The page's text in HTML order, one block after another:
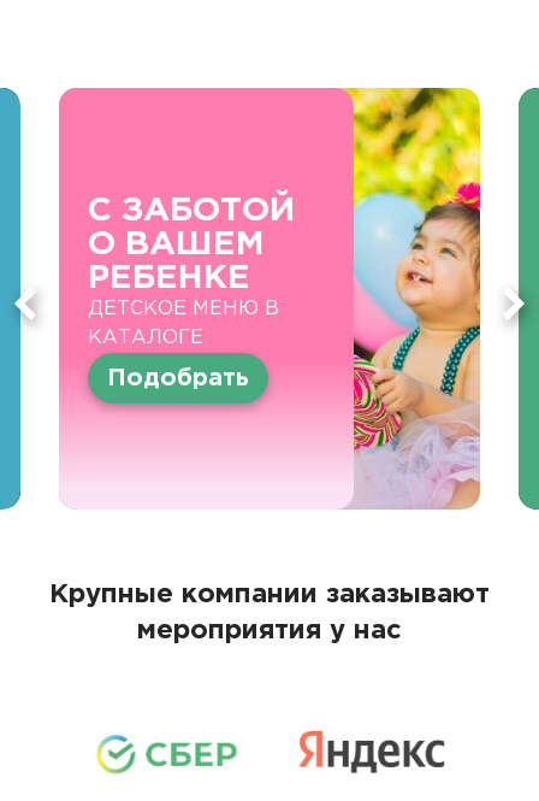
С ЗАБОТОЙ
О ВАШЕМ
РЕБЕНКЕ
ДЕТСКОЕ МЕНЮ В
КАТАЛОГЕ
Подобрать
Крупные компании заказывают
мероприятия у нас